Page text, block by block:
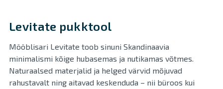
Levitate pukktool
Mööblisari Levitate toob sinuni Skandinaavia
minimalismi kõige hubasemas ja nutikamas võtmes.
Naturaalsed materjalid ja helged värvid mõjuvad
rahustavalt ning aitavad keskenduda – nii büroos kui